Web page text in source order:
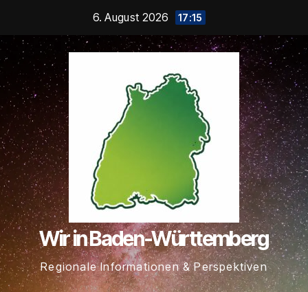
springen
6. August 2026 17:15
Wir in Baden-Württemberg
Regionale Informationen & Perspektiven